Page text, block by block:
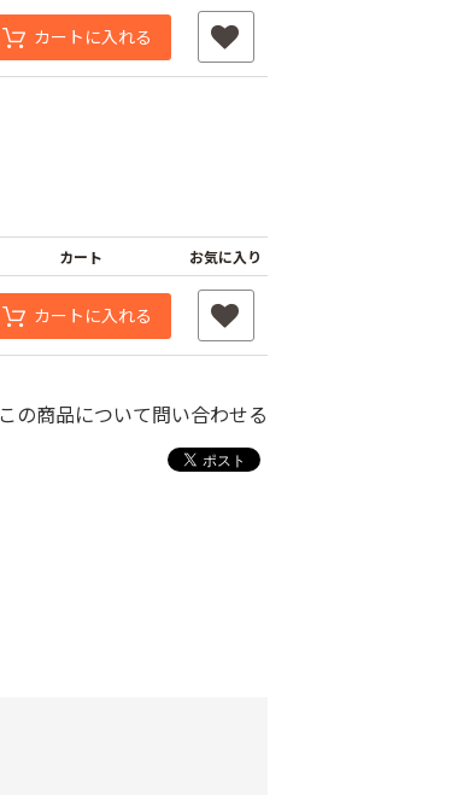
カートに入れる
カート お気に入り
カートに入れる
この商品について問い合わせる